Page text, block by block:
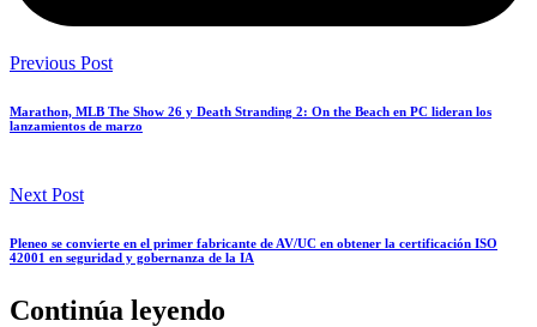
Previous Post
Marathon, MLB The Show 26 y Death Stranding 2: On the Beach en PC lideran los
lanzamientos de marzo
Next Post
Pleneo se convierte en el primer fabricante de AV/UC en obtener la certificación ISO
42001 en seguridad y gobernanza de la IA
Continúa leyendo